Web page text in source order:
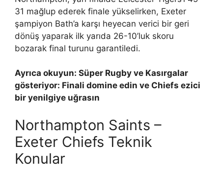
31 mağlup ederek finale yükselirken, Exeter
şampiyon Bath’a karşı heyecan verici bir geri
dönüş yaparak ilk yarıda 26-10’luk skoru
bozarak final turunu garantiledi.
Ayrıca okuyun: Süper Rugby ve Kasırgalar
gösteriyor: Finali domine edin ve Chiefs ezici
bir yenilgiye uğrasın
Northampton Saints –
Exeter Chiefs Teknik
Konular